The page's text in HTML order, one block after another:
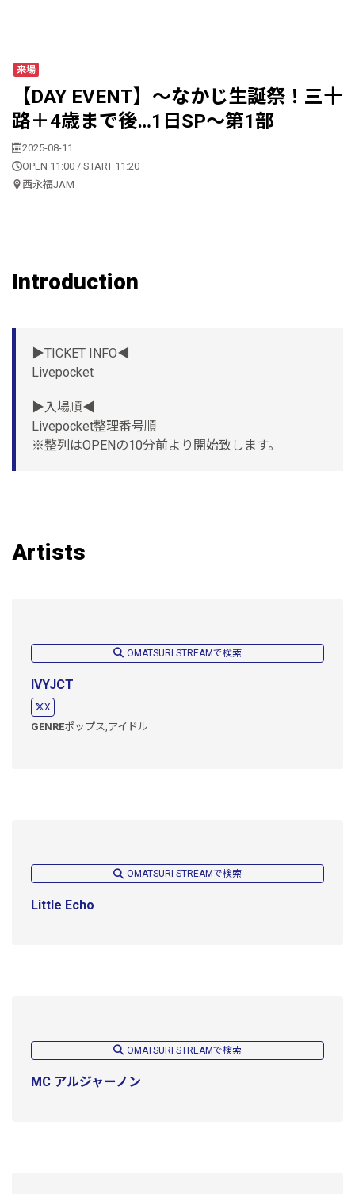
来場
【DAY EVENT】〜なかじ生誕祭！三十
路＋4歳まで後…1日SP〜第1部
2025-08-11
OPEN 11:00 / START 11:20
西永福JAM
Introduction
▶︎TICKET INFO◀︎
Livepocket
▶︎入場順◀︎
Livepocket整理番号順
※整列はOPENの10分前より開始致します。
Artists
OMATSURI STREAMで検索
IVYJCT
X
GENREポップス, アイドル
OMATSURI STREAMで検索
Little Echo
OMATSURI STREAMで検索
MC アルジャーノン